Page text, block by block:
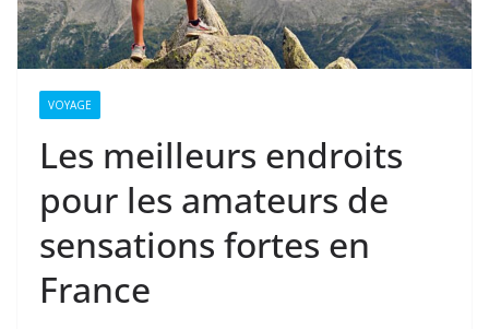
VOYAGE
Les meilleurs endroits
pour les amateurs de
sensations fortes en
France